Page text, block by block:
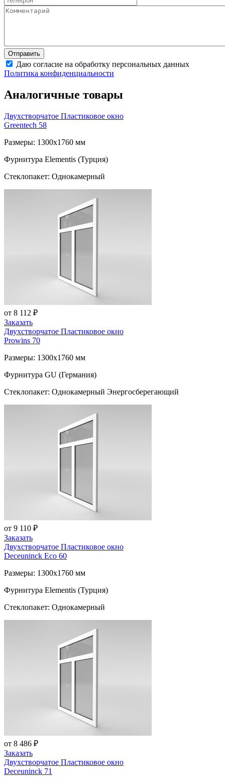
Даю согласие на обработку персональных данных
Политика конфиденциальности
Аналогичные товары
Двухстворчатое Пластиковое окно
Greentech 58
Размеры: 1300x1760 мм
Фурнитура Elementis (Турция)
Стеклопакет: Однокамерный
от 8 112 ₽
Заказать
Двухстворчатое Пластиковое окно
Prowins 70
Размеры: 1300x1760 мм
Фурнитура GU (Германия)
Стеклопакет: Однокамерный Энергосберегающий
от 9 110 ₽
Заказать
Двухстворчатое Пластиковое окно
Deceuninck Eco 60
Размеры: 1300x1760 мм
Фурнитура Elementis (Турция)
Стеклопакет: Однокамерный
от 8 486 ₽
Заказать
Двухстворчатое Пластиковое окно
Deceuninck 71